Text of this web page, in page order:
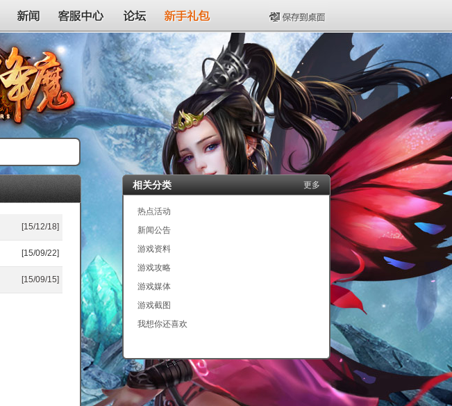
新闻 客服中心 论坛 新手礼包 保存到桌面
[15/12/18]
[15/09/22]
[15/09/15]
相关分类 更多
热点活动
新闻公告
游戏资料
游戏攻略
游戏媒体
游戏截图
我想你还喜欢